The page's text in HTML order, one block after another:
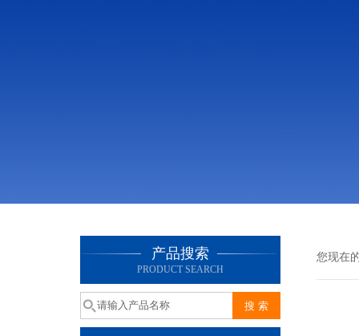
产品搜索
PRODUCT SEARCH
您现在